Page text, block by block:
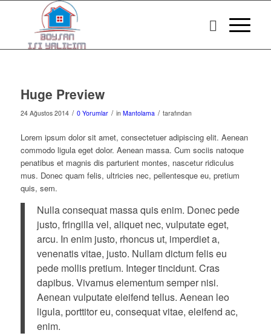
Huge Preview
24 Ağustos 2014 / 0 Yorumlar / in Mantolama / tarafından
Lorem ipsum dolor sit amet, consectetuer adipiscing elit. Aenean
commodo ligula eget dolor. Aenean massa. Cum sociis natoque
penatibus et magnis dis parturient montes, nascetur ridiculus
mus. Donec quam felis, ultricies nec, pellentesque eu, pretium
quis, sem.
Nulla consequat massa quis enim. Donec pede
justo, fringilla vel, aliquet nec, vulputate eget,
arcu. In enim justo, rhoncus ut, imperdiet a,
venenatis vitae, justo. Nullam dictum felis eu
pede mollis pretium. Integer tincidunt. Cras
dapibus. Vivamus elementum semper nisi.
Aenean vulputate eleifend tellus. Aenean leo
ligula, porttitor eu, consequat vitae, eleifend ac,
enim.